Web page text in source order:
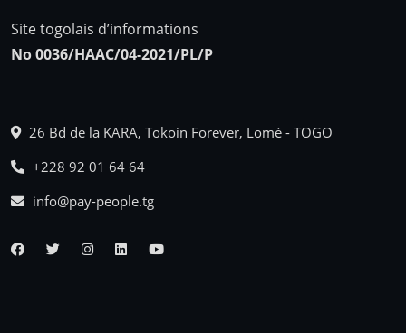
Site togolais d’informations
No 0036/HAAC/04-2021/PL/P
26 Bd de la KARA, Tokoin Forever, Lomé - TOGO
+228 92 01 64 64
info@pay-people.tg